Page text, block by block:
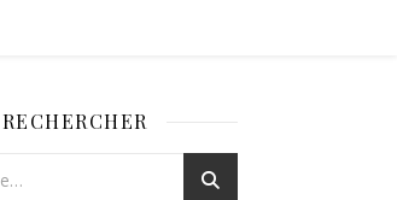
RECHERCHER